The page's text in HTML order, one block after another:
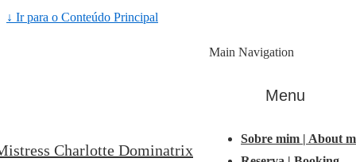
↓ Ir para o Conteúdo Principal
Charlotte Dominatrix
Main Navigation
Menu
Sobre mim | About